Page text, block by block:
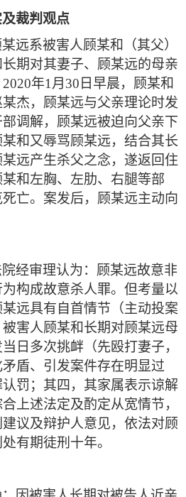
裁判观点
远系被害人顾某和（其父）
期对其妻子、顾某远的母亲
2020年1月30日早晨，顾某和
杰，顾某远与父亲理论时发
调解，顾某远被迫向父亲下
和又辱骂顾某远，结合其长
远产生杀父之念，遂返回住
和左胸、左肋、右腿等部
亡。案发后，顾某远主动向
经审理认为：顾某远故意非
构成故意杀人罪。但考量以
远具有自首情节（主动投案
害人顾某和长期对顾某远母
日多次挑衅（先殴打妻子，
盾、引发案件存在明显过
罚；其四，其家属表示谅解
上述法定及酌定从宽情节，
议及辩护人意见，依法对顾
有期徒刑十年。